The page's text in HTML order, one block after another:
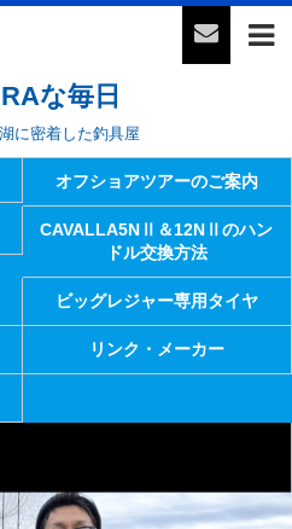
な毎日
に密着した釣具屋
オフショアツアーのご案内
CAVALLA5NⅡ＆12NⅡのハン
ドル交換方法
ビッグレジャー専用タイヤ
リンク・メーカー